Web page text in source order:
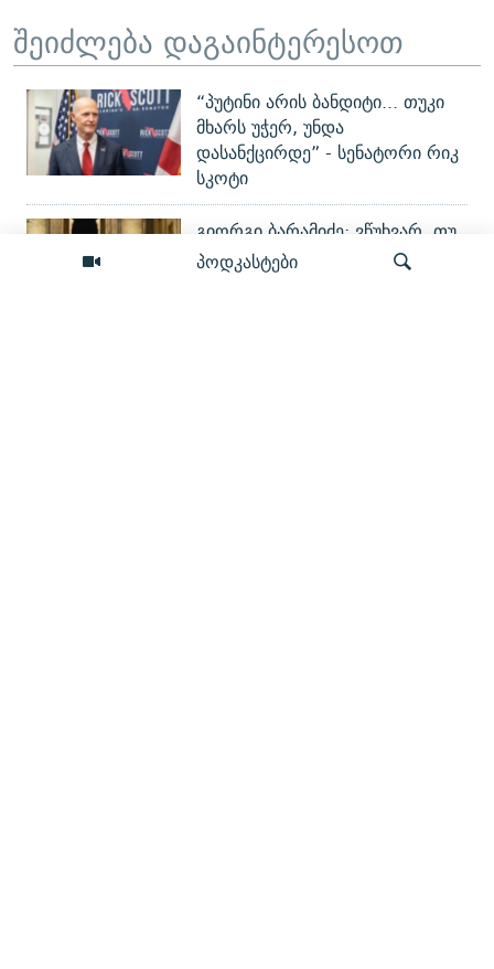
პოდკასტები
შეიძლება დაგაინტერესოთ
“პუტინი არის ბანდიტი... თუკი
მხარს უჭერ, უნდა
დასანქცირდე” - სენატორი რიკ
სკოტი
გიორგი ბარამიძე: ვწუხვარ, თუ
პროპაგანდის წყალობით ჩემი
ნათქვამი პატრიოტებმა